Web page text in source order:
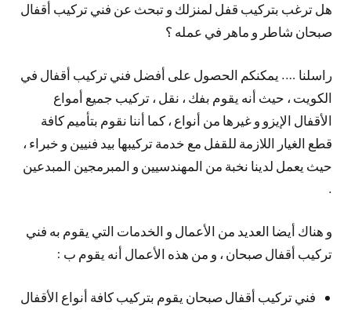
هل ترغب بتركيب قفل لمنزلك و تبحث عن فني تركيب أقفال
صبحان شاطر و ماهر في عمله ؟
راسلنا …. يمكنكم الحصول على أفضل فني تركيب أقفال في
الكويت ، حيث أنه يقوم بفك ، نقل ، تركيب جميع أمواع
الأقفال الإيزو و غيرها من أنواع ، كما أننا نقوم بتأميم كافة
قطع الغيار اللازمة للقفل مع خدمة تركيبها بيد فنيين و خبراء ،
حيث يعمل لدينا نخبة من المهندسيين و المبرمجين المبدعين
.
و هناك أيضا العديد من الأعمال و الخدمات التي يقوم به فني
تركيب أقفال صبحان ، و من هذه الأعمال أنه يقوم ب :
فني تركيب أقفال صبحان يقوم بتركيب كافة أنواع الأقفال